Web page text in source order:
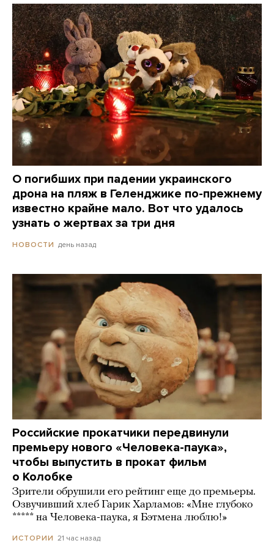
О погибших при падении украинского
дрона на пляж в Геленджике по-прежнему
известно крайне мало. Вот что удалось
узнать о жертвах за три дня
НОВОСТИ день назад
Российские прокатчики передвинули
премьеру нового «Человека-паука»,
чтобы выпустить в прокат фильм
о Колобке
Зрители обрушили его рейтинг еще до премьеры.
Озвучивший хлеб Гарик Харламов: «Мне глубоко
***** на Человека-паука, я Бэтмена люблю!»
ИСТОРИИ 21 час назад